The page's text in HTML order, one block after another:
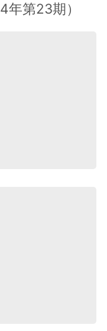
年第23期）